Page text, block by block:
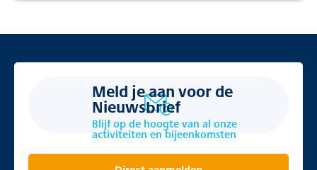
Meld je aan voor de
Nieuwsbrief
Blijf op de hoogte van al onze
activiteiten en bijeenkomsten